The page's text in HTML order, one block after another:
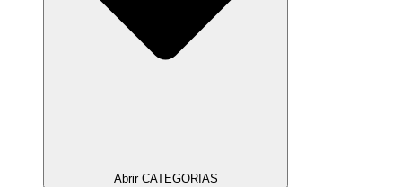
Abrir CATEGORIAS